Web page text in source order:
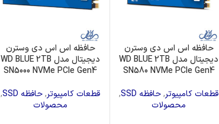
حافظه اس اس دی وسترن
دیجیتال مدل WD BLUE 2TB
SN580 NVMe PCle Gen4
قطعات کامپیوتر,حافظه SSD
,
محصولات
حافظه اس اس دی وسترن
دیجیتال مدل WD BLUE 2TB
SN5000 NVMe PCle Gen4
قطعات کامپیوتر,حافظه SSD
,
محصولات